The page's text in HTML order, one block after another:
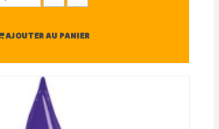
AJOUTER AU PANIER